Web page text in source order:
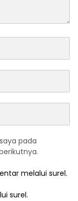
pada
melalui surel.
surel.